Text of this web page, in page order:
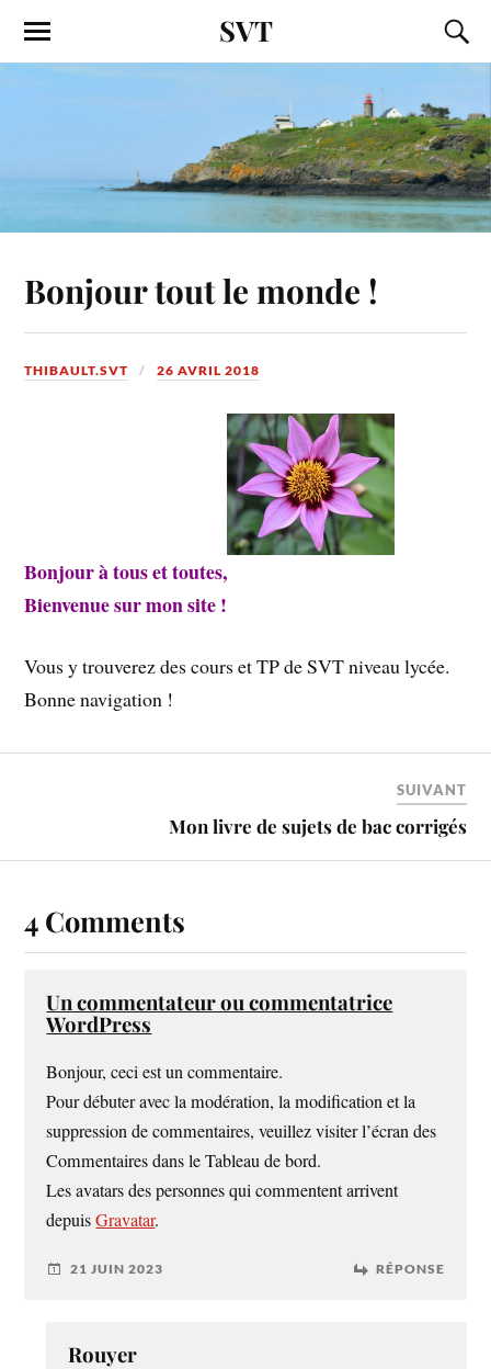
SVT
Bonjour tout le monde !
THIBAULT.SVT 26 AVRIL 2018
Bonjour à tous et toutes,
Bienvenue sur mon site !
Vous y trouverez des cours et TP de SVT niveau lycée.
Bonne navigation !
SUIVANT
Mon livre de sujets de bac corrigés
4 Comments
Un commentateur ou commentatrice
WordPress
Bonjour, ceci est un commentaire.
Pour débuter avec la modération, la modification et la
suppression de commentaires, veuillez visiter l’écran des
Commentaires dans le Tableau de bord.
Les avatars des personnes qui commentent arrivent
depuisGravatar.
21 JUIN 2023 RÉPONSE
Rouyer